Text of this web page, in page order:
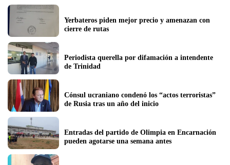
Yerbateros piden mejor precio y amenazan con
cierre de rutas
Periodista querella por difamación a intendente
de Trinidad
Cónsul ucraniano condenó los “actos terroristas”
Entradas del partido de Olimpia en Encarnación
pueden agotarse una semana antes